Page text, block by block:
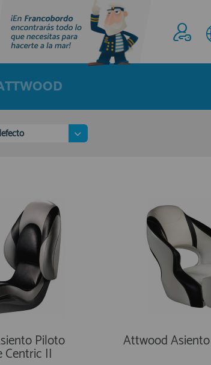
Acceder al
Área
Únete ya a los mas de de 500
la Náutica
Piloto
Centric II
Attwood